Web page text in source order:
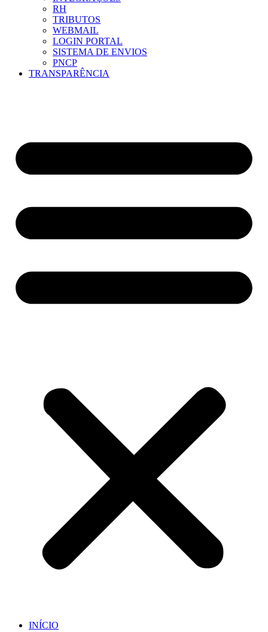
RH
TRIBUTOS
WEBMAIL
LOGIN PORTAL
SISTEMA DE ENVIOS
PNCP
TRANSPARÊNCIA
INÍCIO